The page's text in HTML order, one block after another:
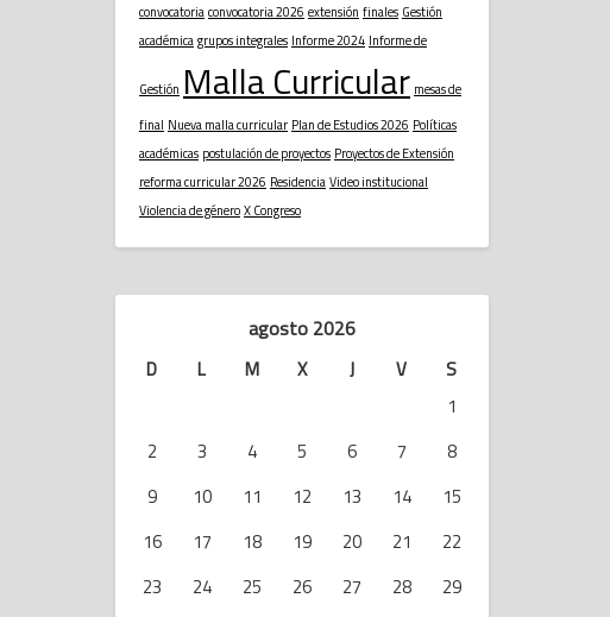
convocatoriaconvocatoria 2026 extensión finales Gestión
académicagrupos integrales Informe 2024 Informe de
Gestión Malla Curricular mesas de
final Nueva malla curricular Plan de Estudios 2026 Políticas
académicas postulación de proyectos Proyectos de Extensión
reforma curricular 2026 ResidenciaVideo institucional
Violencia de géneroX Congreso
agosto 2026
D L M X J V
S
1
2
3 4 5 6 7
8
9
10 11 12 13 14
15
16
17 18 19 20 21
22
23
24 25 26 27 28
29